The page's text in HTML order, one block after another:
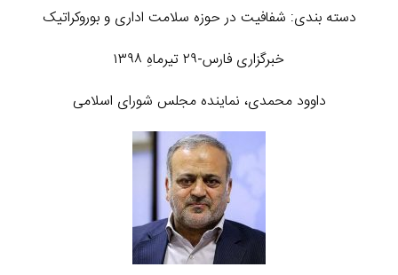
دسته بندی: شفافیت در حوزه سلامت اداری و بوروکراتیک
خبرگزاری فارس-۲۹ تیرماهِ ۱۳۹۸
داوود محمدی، نماینده مجلس شورای اسلامی